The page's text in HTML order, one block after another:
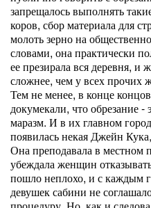
запрещалось выполнять
коров, сбор материала для
молоть зерно на
словами, она практически
ее презирала вся деревня, и
сложнее, чем у всех прочих
Тем не менее, в конце
докумекали, что обрезание -
маразм. И в их главном
появилась некая Джейн
Она преподавала в местном
убеждала женщин
пошло неплохо, и с каждым
девушек сабини не